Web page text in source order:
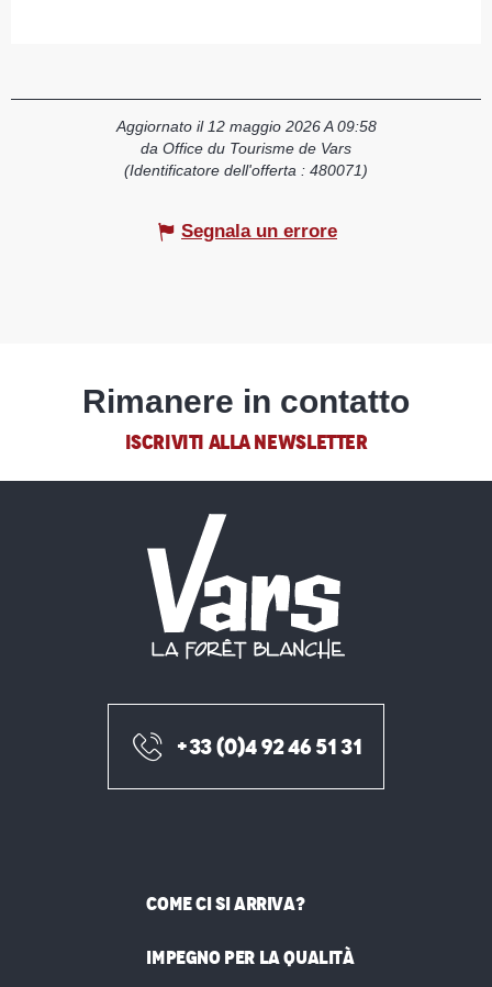
Aggiornato il 12 maggio 2026 A 09:58
da Office du Tourisme de Vars
(Identificatore dell'offerta : 480071 )
Segnala un errore
Rimanere in contatto
ISCRIVITI ALLA NEWSLETTER
+33 (0)4 92 46 51 31
COME CI SI ARRIVA?
IMPEGNO PER LA QUALITÀ